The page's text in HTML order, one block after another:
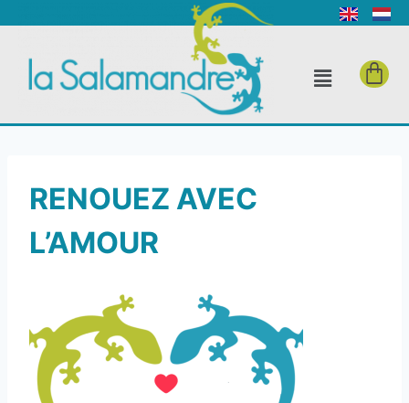
RENOUEZ AVEC
L’AMOUR